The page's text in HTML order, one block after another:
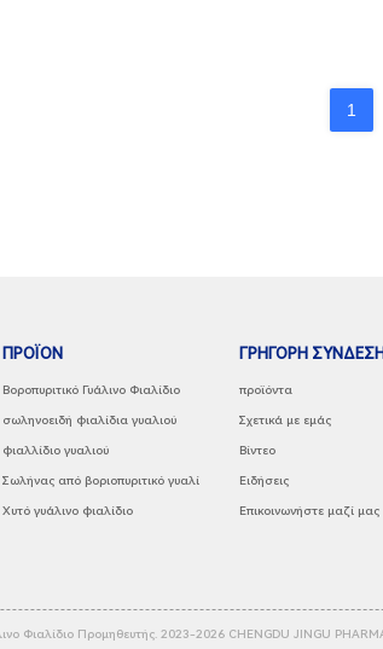
1
ΠΡΟΪΌΝ
Βοροπυριτικό Γυάλινο Φιαλίδιο
σωληνοειδή φιαλίδια γυαλιού
φιαλλίδιο γυαλιού
Σωλήνας από βοριοπυριτικό γυαλί
Χυτό γυάλινο φιαλίδιο
ΓΡΉΓΟΡΗ ΣΎΝΔΕΣΗ
προϊόντα
Σχετικά με εμάς
Βίντεο
Ειδήσεις
Επικοινωνήστε μαζί μας
Φιαλίδιο Προμηθευτής. 2023-2026 CHENGDU JINGU